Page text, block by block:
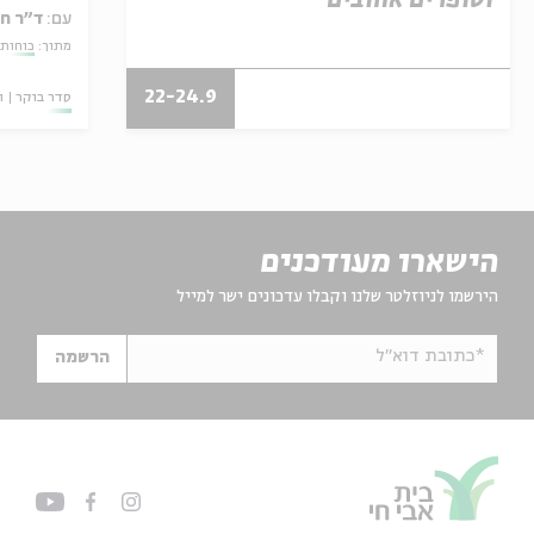
22-24.9
עם: ד"ר
מתוך:
סדר בוקר
הישארו מעודכנים
הירשמו לניוזלטר שלנו וקבלו עדכונים ישר למייל
*כתובת דוא"ל הרשמה